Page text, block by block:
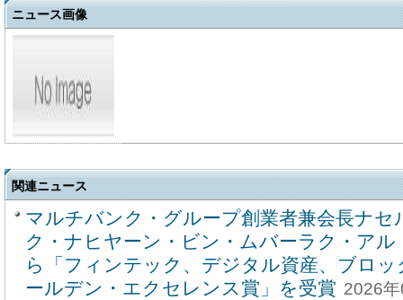
ニュース画像
関連ニュース
マルチバンク・グループ創業者兼会長ナ
ク・ナヒヤーン・ビン・ムバーラク・ア
ら「フィンテック、デジタル資産、ブロ
ールデン・エクセレンス賞」を受賞 2026